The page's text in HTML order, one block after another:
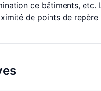
de bâtiments, etc.
de points de repère